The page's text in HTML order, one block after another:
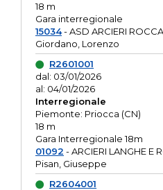
18 m
Gara interregionale
15034- ASD ARCIERI
Giordano, Lorenzo
R2601001
dal: 03/01/2026
al: 04/01/2026
Interregionale
Piemonte: Priocca (CN)
18 m
Gara Interregionale 18m
01092 - ARCIERI LANGHE E
Pisan, Giuseppe
R2604001